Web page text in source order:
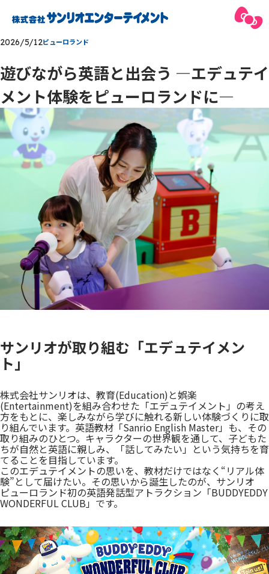
2026/5/12ピューロランド
遊びながら英語と出会う —エデュテイ
メント体験をピューロランドに—
サンリオが取り組む「エデュテイメン
ト」
株式会社サンリオは、教育(Education)と娯楽
(Entertainment)を組み合わせた「エデュテイメント」の考え
方をもとに、楽しみながら学びに触れる新しい体験づくりに取
り組んでいます。英語教材「Sanrio English Master」も、その
取り組みのひとつ。キャラクターの世界観を通して、子どもた
ちが自然と英語に親しみ、「話してみたい」という気持ちを育
てることを目指しています。
このエデュテイメントの思いを、教材だけではなく“リアル体
験”として届けたい。その思いから誕生したのが、サンリオ
ピューロランド初の英語発話型アトラクション「BUDDYEDDY
WONDERFUL CLUB」です。